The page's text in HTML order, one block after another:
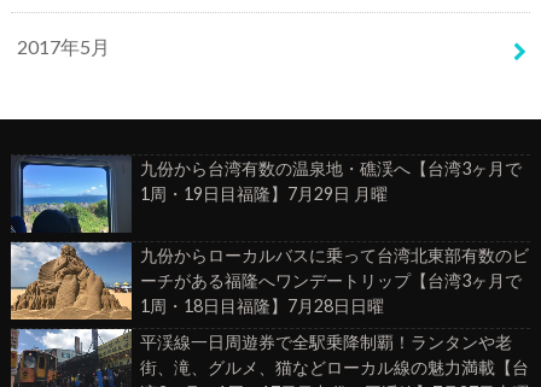
2017年5月
九份から台湾有数の温泉地・礁渓へ【台湾3ヶ月で
1周・19日目福隆】7月29日 月曜
九份からローカルバスに乗って台湾北東部有数のビ
ーチがある福隆へワンデートリップ【台湾3ヶ月で
1周・18日目福隆】7月28日日曜
平渓線一日周遊券で全駅乗降制覇！ランタンや老
街、滝、グルメ、猫などローカル線の魅力満載【台